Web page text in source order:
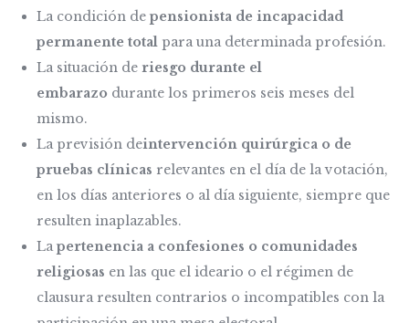
La condición de pensionista de incapacidad
permanente total para una determinada profesión.
La situación de riesgo durante el
embarazo durante los primeros seis meses del
mismo.
La previsión deintervención quirúrgica o de
pruebas clínicas relevantes en el día de la votación,
en los días anteriores o al día siguiente, siempre que
resulten inaplazables.
Lapertenencia a confesiones o comunidades
religiosas en las que el ideario o el régimen de
clausura resulten contrarios o incompatibles con la